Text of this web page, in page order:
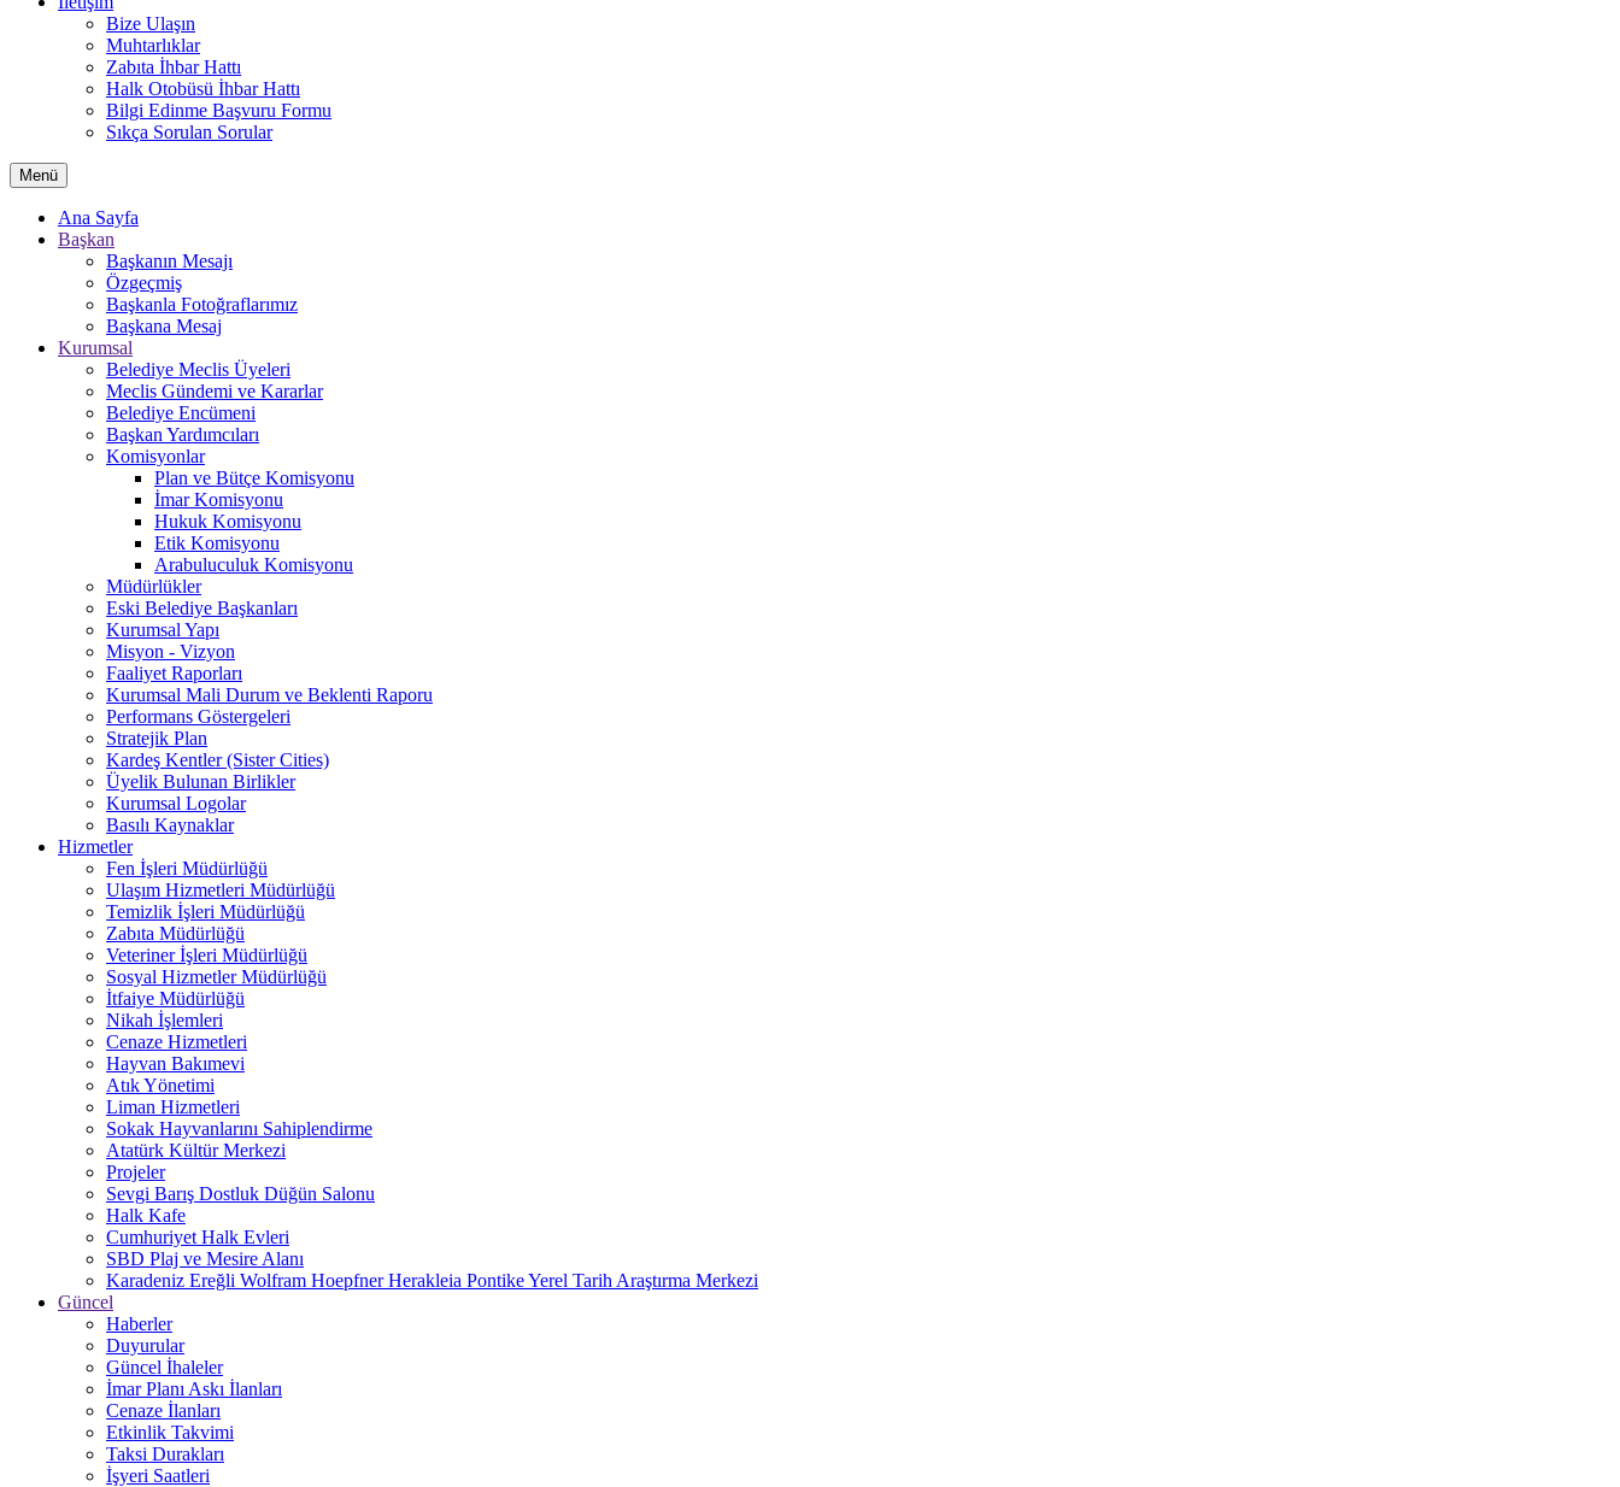
Bize Ulaşın
Muhtarlıklar
Zabıta İhbar Hattı
Halk Otobüsü İhbar Hattı
Bilgi Edinme Başvuru Formu
Sıkça Sorulan Sorular
Menü
Ana Sayfa
Başkan
Başkanın Mesajı
Özgeçmiş
Başkanla Fotoğraflarımız
Başkana Mesaj
Kurumsal
Belediye Meclis Üyeleri
Meclis Gündemi ve Kararlar
Belediye Encümeni
Başkan Yardımcıları
Komisyonlar
Plan ve Bütçe Komisyonu
İmar Komisyonu
Hukuk Komisyonu
Etik Komisyonu
Arabuluculuk Komisyonu
Müdürlükler
Eski Belediye Başkanları
Kurumsal Yapı
Misyon - Vizyon
Faaliyet Raporları
Kurumsal Mali Durum ve Beklenti Raporu
Performans Göstergeleri
Stratejik Plan
Kardeş Kentler (Sister Cities)
Üyelik Bulunan Birlikler
Kurumsal Logolar
Basılı Kaynaklar
Hizmetler
Fen İşleri Müdürlüğü
Ulaşım Hizmetleri Müdürlüğü
Temizlik İşleri Müdürlüğü
Zabıta Müdürlüğü
Veteriner İşleri Müdürlüğü
Sosyal Hizmetler Müdürlüğü
İtfaiye Müdürlüğü
Nikah İşlemleri
Cenaze Hizmetleri
Hayvan Bakımevi
Atık Yönetimi
Liman Hizmetleri
Sokak Hayvanlarını Sahiplendirme
Atatürk Kültür Merkezi
Projeler
Sevgi Barış Dostluk Düğün Salonu
Halk Kafe
Cumhuriyet Halk Evleri
SBD Plaj ve Mesire Alanı
Karadeniz Ereğli Wolfram Hoepfner Herakleia Pontike Yerel Tarih Araştırma Merkezi
Güncel
Haberler
Duyurular
Güncel İhaleler
İmar Planı Askı İlanları
Cenaze İlanları
Etkinlik Takvimi
Taksi Durakları
İşyeri Saatleri